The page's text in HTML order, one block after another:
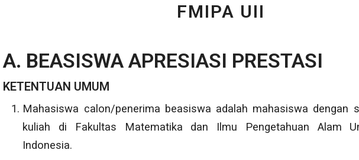
FMIPA UII
A. BEASISWA APRESIASI PRESTASI
KETENTUAN UMUM
Mahasiswa calon/penerima beasiswa adalah mahasiswa dengan
kuliah di Fakultas Matematika dan Ilmu Pengetahuan Alam
Indonesia.